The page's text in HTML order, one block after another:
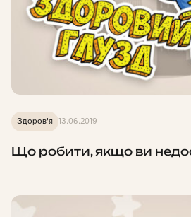
Здоров'я 13.06.2019
Що робити, якщо ви